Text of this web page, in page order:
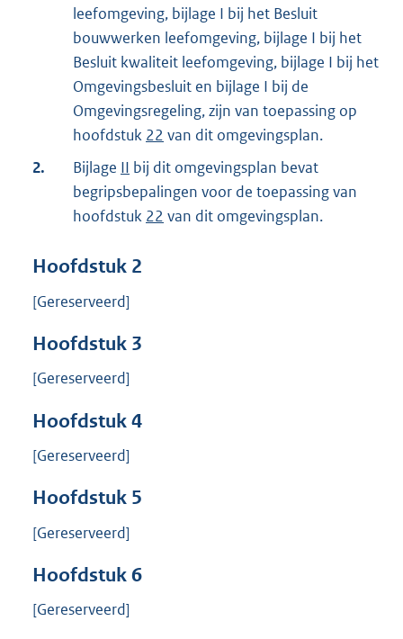
leefomgeving, bijlage I bij het Besluit
bouwwerken leefomgeving, bijlage I bij het
Besluit kwaliteit leefomgeving, bijlage I bij het
Omgevingsbesluit en bijlage I bij de
Omgevingsregeling, zijn van toepassing op
hoofdstuk 22 van dit omgevingsplan.
2.
Bijlage II bij dit omgevingsplan bevat
begripsbepalingen voor de toepassing van
hoofdstuk 22 van dit omgevingsplan.
Hoofdstuk 2
[Gereserveerd]
Hoofdstuk 3
[Gereserveerd]
Hoofdstuk4
[Gereserveerd]
Hoofdstuk 5
[Gereserveerd]
Hoofdstuk6
[Gereserveerd]